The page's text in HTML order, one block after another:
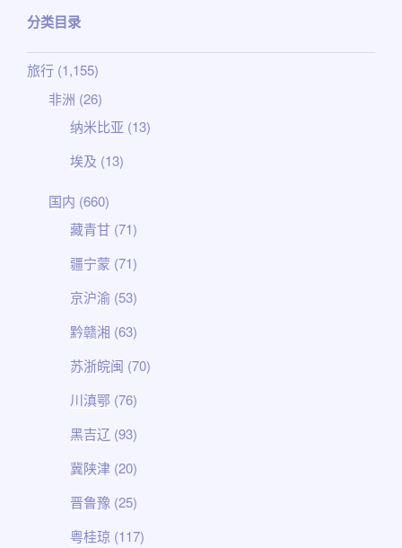
分类目录
旅行 (1,155)
非洲 (26)
纳米比亚 (13)
埃及 (13)
国内 (660)
藏青甘 (71)
疆宁蒙 (71)
京沪渝 (53)
黔赣湘 (63)
苏浙皖闽 (70)
川滇鄂 (76)
黑吉辽 (93)
冀陕津 (20)
晋鲁豫 (25)
粤桂琼 (117)